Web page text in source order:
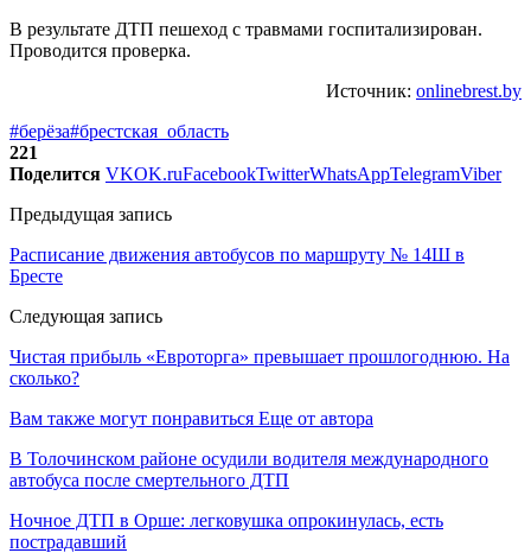
В результате ДТП пешеход с травмами госпитализирован.
Проводится проверка.
Источник: onlinebrest.by
#берёза#брестская_область
221
Поделится VKOK.ruFacebookTwitterWhatsAppTelegramViber
Предыдущая запись
Расписание движения автобусов по маршруту № 14Ш в
Бресте
Следующая запись
Чистая прибыль «Евроторга» превышает прошлогоднюю. На
сколько?
Вам также могут понравиться Еще от автора
В Толочинском районе осудили водителя международного
автобуса после смертельного ДТП
Ночное ДТП в Орше: легковушка опрокинулась, есть
пострадавший